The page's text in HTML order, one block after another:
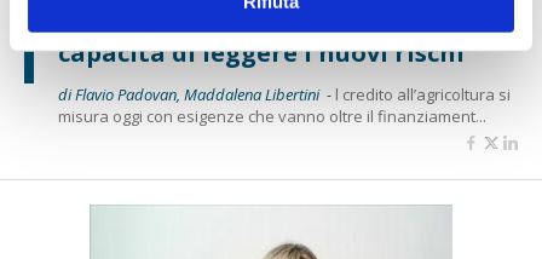
imprese agricole servono finanza e
capacità di leggere i nuovi rischi”
di Flavio Padovan, Maddalena Libertini - l credito all’agricoltura si
misura oggi con esigenze che vanno oltre il finanziament...